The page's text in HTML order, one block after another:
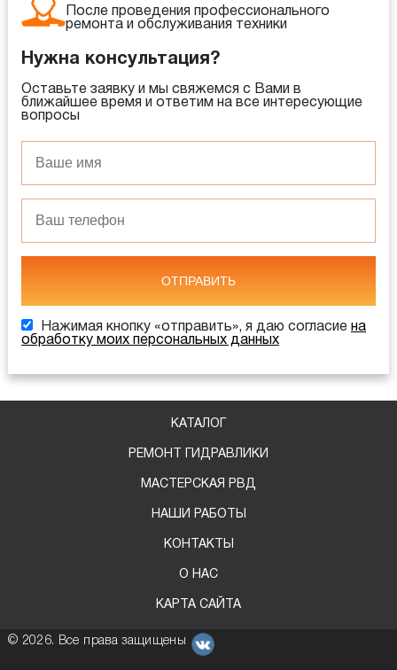
После проведения профессионального
ремонта и обслуживания техники
Нужна консультация?
Оставьте заявку и мы свяжемся с Вами в
ближайшее время и ответим на все интересующие
вопросы
ОТПРАВИТЬ
Нажимая кнопку «отправить», я даю согласие на
обработку моих персональных данных
КАТАЛОГ
РЕМОНТ ГИДРАВЛИКИ
МАСТЕРСКАЯ РВД
НАШИ РАБОТЫ
КОНТАКТЫ
О НАС
КАРТА САЙТА
© 2026. Все права защищены